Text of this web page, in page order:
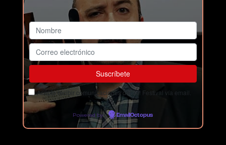
Acepto recibir comunicaciones del Ja! Festival vía email.
Powered by EmailOctopus